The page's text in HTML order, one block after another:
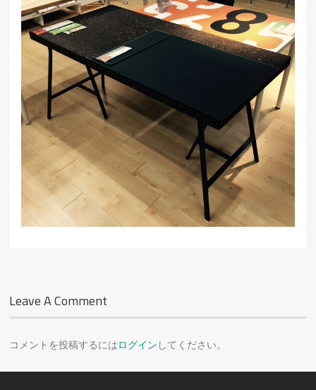
Leave A Comment
コメントを投稿するにはログイン してください。